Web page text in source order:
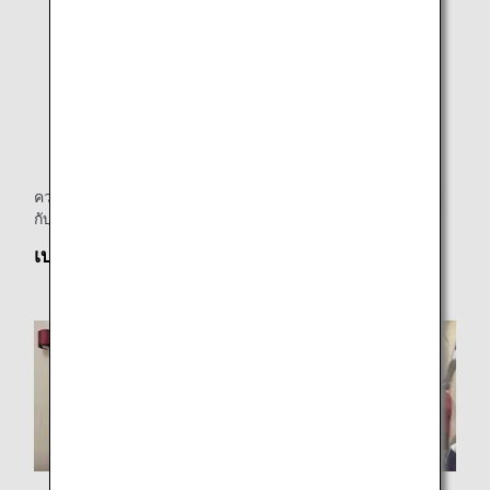
ควรมีป้าย “FAA APPROVED IN ACCORDANCE WITH” ติดอยู่
กับเบาะที่นั่งเด็ก CARES
เบาะที่นั่ง “CARES” คืออะไร